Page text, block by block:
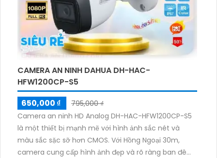
30m ban đêm mà không gây hiện tượng xóa mờ hay
mất chi tiết. Công nghệ ban đêm hồng ngoại EXIR
giúp camera có khả năng xem ban đêm với chất
lượng tốt nhất, mang đến sự an toàn và hiệu quả
cho việc giám sát công trình.
CAMERA AN NINH DAHUA DH-HAC-
HFW1200CP-S5
650,000 ₫
795,000 ₫
Camera an ninh HD Analog DH-HAC-HFW1200CP-S5
là một thiết bị mạnh mẽ với hình ảnh sắc nét và
màu sắc sặc sỡ hơn CMOS. Với Hồng Ngoại 30m,
camera cung cấp hình ảnh đẹp và rõ ràng ban đêm.